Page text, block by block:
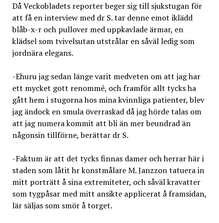
Då Veckobladets reporter beger sig till sjukstugan för
att få en interview med dr S. tar denne emot iklädd
blåb-x-r och pullover med uppkavlade ärmar, en
klädsel som tvivelsutan utstrålar en såväl ledig som
jordnära elegans.
-Ehuru jag sedan länge varit medveten om att jag har
ett mycket gott renommé, och framför allt tycks ha
gått hem i stugorna hos mina kvinnliga patienter, blev
jag ändock en smula överraskad då jag hörde talas om
att jag numera kommit att bli än mer beundrad än
någonsin tillförne, berättar dr S.
-Faktum är att det tycks finnas damer och herrar här i
staden som låtit hr konstmålare M. Janzzon tatuera in
mitt porträtt å sina extremiteter, och såväl kravatter
som tygpåsar med mitt ansikte applicerat å framsidan,
lär säljas som smör å torget.